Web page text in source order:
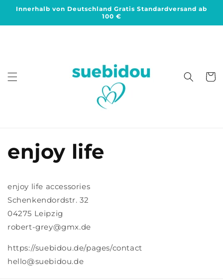
zum
Innerhalb von Deutschland Gratis Standardversand ab
100 €
enjoy life
enjoy life accessories
Schenkendordstr. 32
04275 Leipzig
robert-grey@gmx.de
https://suebidou.de/pages/contact
hello@suebidou.de